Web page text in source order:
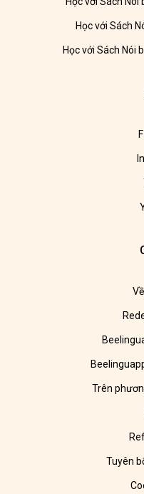
Học với Sách
Học với Sách Nói
Trên
Tuyên